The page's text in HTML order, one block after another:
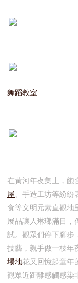
舞蹈教室
在黃河年夜集上，飽
屋、手造工坊等紛紛
食等文明元素直觀地
展品讓人琳瑯滿目，
試。觀眾們停下腳步
技藝，親手做一枝年
場地花又回憶起童年
觀眾近距離感觸感染